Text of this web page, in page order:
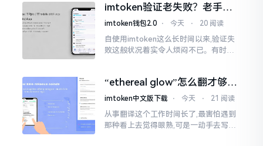
挺美观
imtoken验证老失败？老手教
你几招搞定
imtoken钱包2.0 ⋅ 今天 ⋅ 20 阅读
自使用imtoken这么长时间以来,验证失
败这般状况着实令人烦闷不已。有时急
至极点。
“ethereal glow”怎么翻才够味
儿？翻译圈老油条的私房话
imtoken中文版下载 ⋅ 今天 ⋅ 21 阅读
从事翻译这个工作时间长了,最害怕遇到
那种看上去觉得眼熟,可是一动手去写就